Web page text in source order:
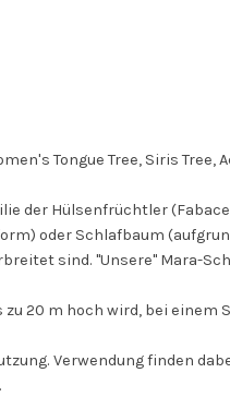
Tongue Tree, Siris Tree,
der Hülsenfrüchtler
oder Schlafbaum
sind. "Unsere" Mara-
20 m hoch wird, bei einem
Verwendung finden